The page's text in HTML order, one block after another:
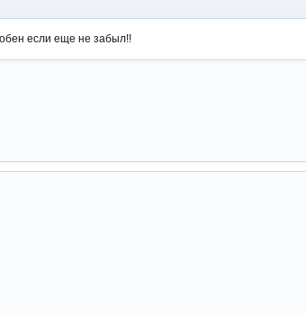
если еще не забыл!!